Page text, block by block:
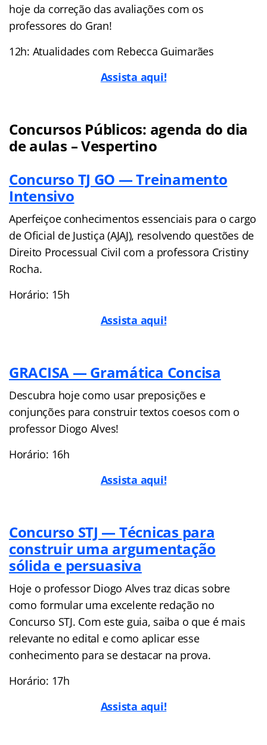
hoje da correção das avaliações com os
professores do Gran!
12h: Atualidades com Rebecca Guimarães
Assista aqui!
Concursos Públicos: agenda do dia
de aulas – Vespertino
Concurso TJ GO — Treinamento
Intensivo
Aperfeiçoe conhecimentos essenciais para o cargo
de Oficial de Justiça (AJAJ), resolvendo questões de
Direito Processual Civil com a professora Cristiny
Rocha.
Horário: 15h
Assista aqui!
GRACISA — Gramática Concisa
Descubra hoje como usar preposições e
conjunções para construir textos coesos com o
professor Diogo Alves!
Horário: 16h
Assista aqui!
Concurso STJ — Técnicas para
construir uma argumentação
sólida e persuasiva
Hoje o professor Diogo Alves traz dicas sobre
como formular uma excelente redação no
Concurso STJ. Com este guia, saiba o que é mais
relevante no edital e como aplicar esse
conhecimento para se destacar na prova.
Horário: 17h
Assista aqui!